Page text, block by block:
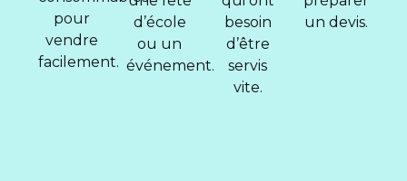
pour
vendre
facilement.
d’école
ou un
événement.
besoin
d’être
servis
vite.
un devis.